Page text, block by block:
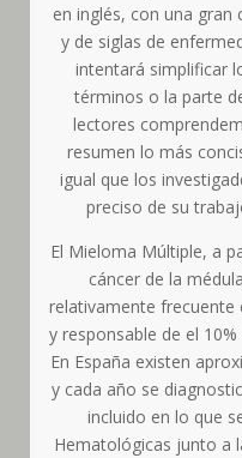
en inglés, con una
y de siglas de
intentará simplificar
términos o la parte
lectores
resumen lo más
igual que los
preciso de su
El Mieloma Múltiple, a
cáncer de la
relativamente frecuente
y responsable de el
En España existen
y cada año se
incluido en lo que
Hematológicas junto a